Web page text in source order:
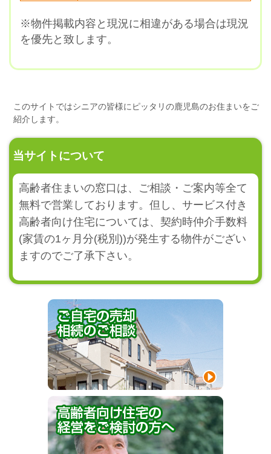
※物件掲載内容と現況に相違がある場合は現況
を優先と致します。
このサイトではシニアの皆様にピッタリの鹿児島のお住まいをご
紹介します。
当サイトについて
高齢者住まいの窓口は、ご相談・ご案内等全て
無料で営業しております。但し、サービス付き
高齢者向け住宅については、契約時仲介手数料
(家賃の1ヶ月分(税別))が発生する物件がござい
ますのでご了承下さい。